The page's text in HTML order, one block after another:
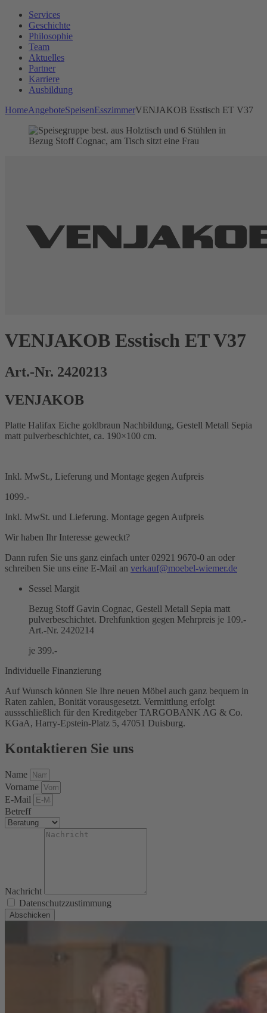
Services
Geschichte
Philosophie
Team
Aktuelles
Partner
Karriere
Ausbildung
HomeAngeboteSpeisenEsszimmerVENJAKOB Esstisch ET V37
VENJAKOB Esstisch ET V37
Art.-Nr. 2420213
VENJAKOB
Platte Halifax Eiche goldbraun Nachbildung, Gestell Metall Sepia
matt pulverbeschichtet, ca. 190×100 cm.
Inkl. MwSt., Lieferung und Montage gegen Aufpreis
1099.-
Inkl. MwSt. und Lieferung. Montage gegen Aufpreis
Wir haben Ihr Interesse geweckt?
Dann rufen Sie uns ganz einfach unter 02921 9670-0 an oder
schreiben Sie uns eine E-Mail an verkauf@moebel-wiemer.de
Sessel Margit
Bezug Stoff Gavin Cognac, Gestell Metall Sepia matt
pulverbeschichtet. Drehfunktion gegen Mehrpreis je 109.-
Art.-Nr. 2420214
je 399.-
Individuelle Finanzierung
Auf Wunsch können Sie Ihre neuen Möbel auch ganz bequem in
Raten zahlen, Bonität vorausgesetzt. Vermittlung erfolgt
aussschließlich für den Kreditgeber TARGOBANK AG & Co.
KGaA, Harry-Epstein-Platz 5, 47051 Duisburg.
Kontaktieren Sie uns
Name
Vorname
E-Mail
Betreff
Nachricht
Datenschutzzustimmung
Abschicken